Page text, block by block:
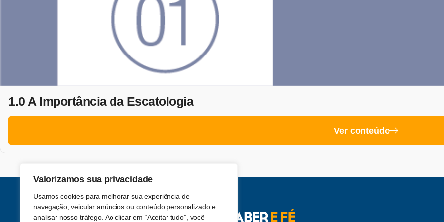
Valorizamos sua privacidade
Usamos cookies para melhorar sua experiência de
navegação, veicular anúncios ou conteúdo personalizado e
analisar nosso tráfego. Ao clicar em “Aceitar tudo”, você
1.0 A Importância da Escatologia
Ver conteúdo